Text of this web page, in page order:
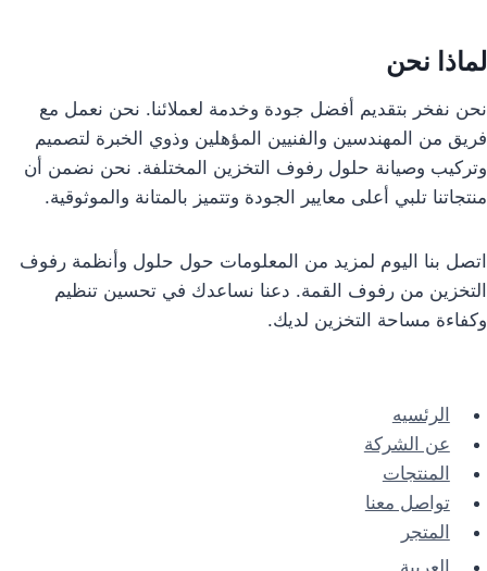
لماذا نحن
نحن نفخر بتقديم أفضل جودة وخدمة لعملائنا. نحن نعمل مع
فريق من المهندسين والفنيين المؤهلين وذوي الخبرة لتصميم
وتركيب وصيانة حلول رفوف التخزين المختلفة. نحن نضمن أن
منتجاتنا تلبي أعلى معايير الجودة وتتميز بالمتانة والموثوقية.
اتصل بنا اليوم لمزيد من المعلومات حول حلول وأنظمة رفوف
التخزين من رفوف القمة. دعنا نساعدك في تحسين تنظيم
وكفاءة مساحة التخزين لديك.
الرئسيه
عن الشركة
المنتجات
تواصل معنا
المتجر